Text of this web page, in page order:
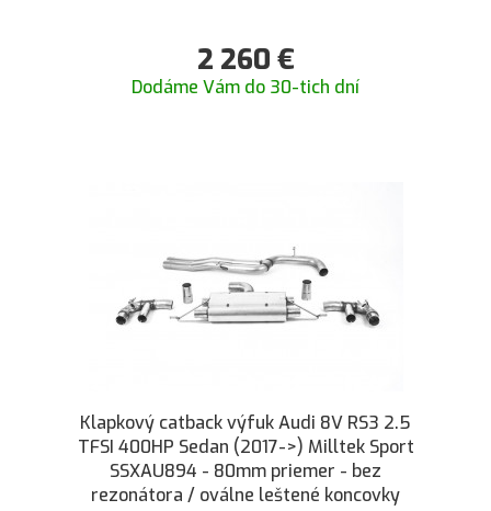
2 260 €
Dodáme Vám do 30-tich dní
Klapkový catback výfuk Audi 8V RS3 2.5
TFSI 400HP Sedan (2017->) Milltek Sport
SSXAU894 - 80mm priemer - bez
rezonátora / oválne leštené koncovky